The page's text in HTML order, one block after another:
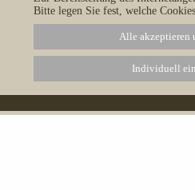
Bitte legen Sie fest, welche
Alle akzeptieren
Individuell